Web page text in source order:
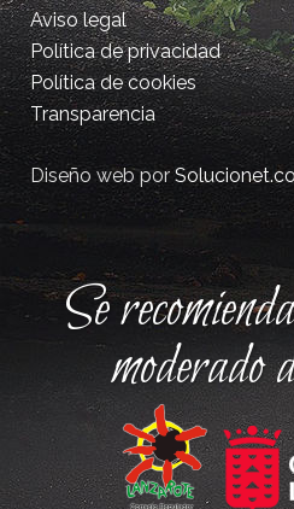
Aviso legal
Política de privacidad
Política de cookies
Transparencia
Diseño web por
Se
moderado